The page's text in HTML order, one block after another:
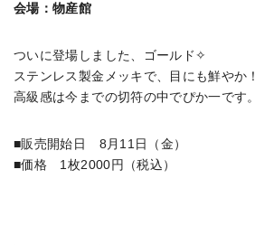
会場：物産館
ついに登場しました、ゴールド✧
ステンレス製金メッキで、目にも鮮やか！
高級感は今までの切符の中でぴか一です。
■販売開始日 8月11日（金）
■価格 1枚2000円（税込）